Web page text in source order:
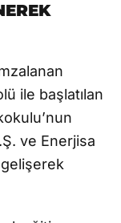
ile başlatılan
ve Enerjisa
gelişerek